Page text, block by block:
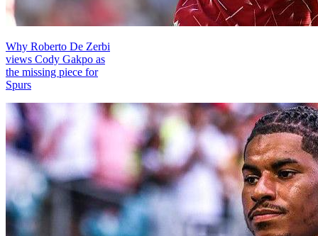
Why Roberto De Zerbi
views Cody Gakpo as
the missing piece for
Spurs